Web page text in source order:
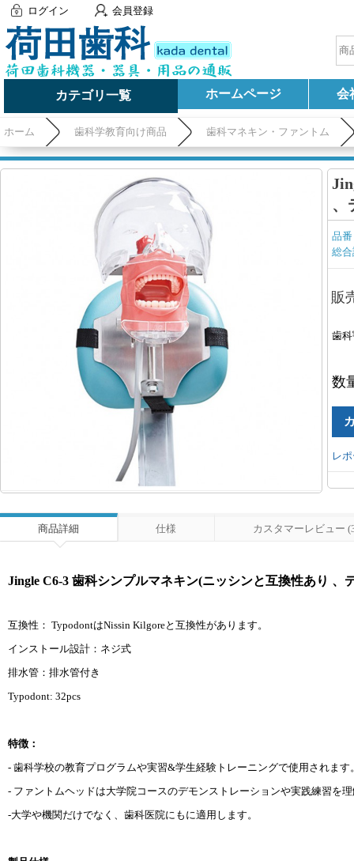
ログイン 会員登録
カテゴリ一覧 ホームページ 会
ホーム 歯科学教育向け商品 歯科マネキン・ファントム
、
品
総
販
歯
数
レ
商品詳細 仕様 カスタマーレビュー
Jingle C6-3 歯科シンプルマネキン(ニッシンと互換性あり 、
互換性： TypodontはNissin Kilgoreと互換性があります。
インストール設計：ネジ式
排水管：排水管付き
Typodont: 32pcs
特徴：
- 歯科学校の教育プログラムや実習&学生経験トレーニングで使用されます
- ファントムヘッドは大学院コースのデモンストレーションや実践練習を
-大学や機関だけでなく、歯科医院にもに適用します。